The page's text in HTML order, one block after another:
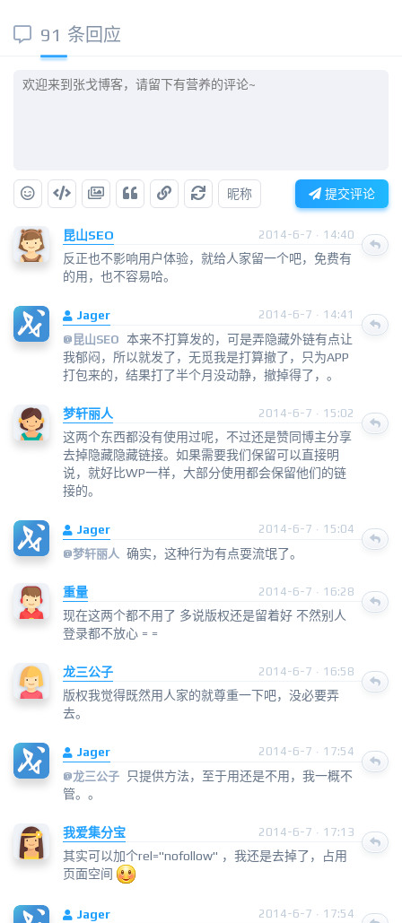
91 条回应
昵称 提交评论
昆山SEO 2014-6-7 · 14:40
反正也不影响用户体验，就给人家留一个吧，免费有
的用，也不容易哈。
Jager
2014-6-7 · 14:41
@ 昆山SEO 本来不打算发的，可是弄隐藏外链有点让
我郁闷，所以就发了，无觅我是打算撤了，只为APP
打包来的，结果打了半个月没动静，撤掉得了，。
梦轩丽人 2014-6-7 · 15:02
这两个东西都没有使用过呢，不过还是赞同博主分享
去掉隐藏隐藏链接。如果需要我们保留可以直接明
说，就好比WP一样，大部分使用都会保留他们的链
接的。
Jager
2014-6-7 · 15:04
@梦轩丽人 确实，这种行为有点耍流氓了。
重量 2014-6-7 · 16:28
现在这两个都不用了 多说版权还是留着好 不然别人
登录都不放心 = =
龙三公子 2014-6-7 · 16:58
版权我觉得既然用人家的就尊重一下吧，没必要弄
去。
Jager
2014-6-7 · 17:54
@龙三公子
只提供方法，至于用还是不用，我一概不
管。。
我爱集分宝 2014-6-7 · 17:13
其实可以加个rel="nofollow" ，我还是去掉了，占用
页面空间
Jager
2014-6-7 · 17:54